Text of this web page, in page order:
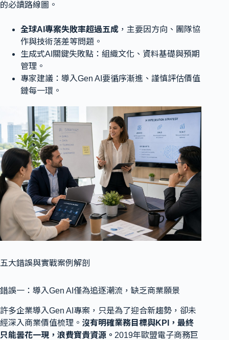
的必讀路線圖。
全球AI專案失敗率超過五成 ，主要因方向、團隊協
作與技術落差等問題。
生成式AI關鍵失敗點：組織文化、資料基礎與預期
管理。
專家建議：導入Gen AI要循序漸進、謹慎評估價值
鏈每一環。
五大錯誤與實戰案例解剖
錯誤一：導入Gen AI僅為追逐潮流，缺乏商業願景
許多企業導入Gen AI專案，只是為了迎合新趨勢，卻未
經深入商業價值梳理。 沒有明確業務目標與KPI，最終
只能曇花一現，浪費寶貴資源。 2019年歐盟電子商務巨